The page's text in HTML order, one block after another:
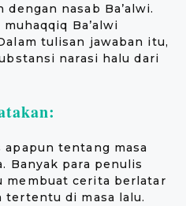
nasab Ba’alwi.
Ba’alwi
tulisan jawaban itu,
narasi halu dari
apapun tentang masa
Banyak para penulis
membuat cerita berlatar
tertentu di masa lalu.